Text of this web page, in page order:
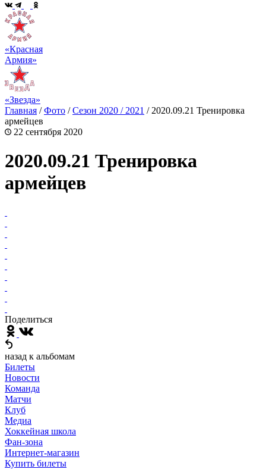
«Красная
Армия»
«Звезда»
Главная /Фото /Сезон 2020 / 2021 / 2020.09.21 Тренировка
армейцев
22 сентября 2020
2020.09.21 Тренировка
армейцев
Поделиться
назад к альбомам
Билеты
Новости
Команда
Матчи
Клуб
Медиа
Хоккейная школа
Фан-зона
Интернет-магазин
Купить билеты